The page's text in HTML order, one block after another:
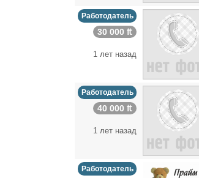
Работодатель
30 000 ₶
1 лет назад
Работодатель
40 000 ₶
1 лет назад
Работодатель